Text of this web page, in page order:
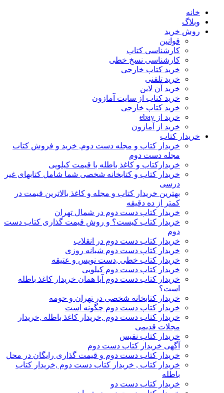
خانه
وبلاگ
روش خرید
قوانین
کارشناسی کتاب
کارشناسی نسخ خطی
خرید کتاب خارجی
خرید تلفنی
خرید آن لاین
خرید کتاب از سایت آمازون
خرید کتاب خارجی
خرید از ebay
خرید از آمازون
خریدار کتاب
خریدار کتاب و مجله دست دوم, خرید و فروش کتاب
مجله دست دوم
خریدارکتاب و کاغذ باطله با قیمت کیلویی
خریدار کتاب و کتابخانه شخصی شما شامل کتابهای غیر
درسی
بهترین خریدار کتاب و مجله و کاغذ بالاترین قیمت در
کمتر از ده دقیقه
خریدار کتاب دست دوم در شمال تهران
خریدار کتاب کیست؟ و روش قیمت گذاری کتاب دست
دوم
خریدار کتاب دست دوم در انقلاب
خریدار کتاب دست دوم شبانه روزی
خریدار کتاب خطی ,دست نویس و عتیقه
خریدار کتاب دست دوم کیلویی
خریدار کتاب دست دوم آیا همان خریدار کاغذ باطله
است؟
خریدار کتابخانه شخصی در تهران و حومه
خریدار کتاب دست دوم چگونه است
خریدار کتاب دست دوم ,خریدار کاغذ باطله ,خریدار
مجلات قدیمی
خریدار کتاب نفیس
آگهی خریدار کتاب دست دوم
خریدار کتاب دست دوم و قیمت گذاری رایگان در محل
خریدار کتاب , خریدار کتاب دست دوم ,خریدار کتاب
باطله
خریدار کتاب دست دو